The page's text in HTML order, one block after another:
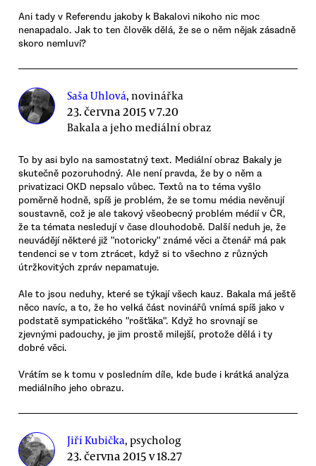
Ani tady v Referendu jakoby k Bakalovi nikoho nic moc
nenapadalo. Jak to ten člověk dělá, že se o něm nějak zásadně
skoro nemluví?
Saša Uhlová, novinářka
23. června 2015 v 7.20
Bakala a jeho mediální obraz
To by asi bylo na samostatný text. Mediální obraz Bakaly je
skutečně pozoruhodný. Ale není pravda, že by o něm a
privatizaci OKD nepsalo vůbec. Textů na to téma vyšlo
poměrně hodně, spíš je problém, že se tomu média nevěnují
soustavně, což je ale takový všeobecný problém médií v ČR,
že ta témata nesledují v čase dlouhodobě. Další neduh je, že
neuvádějí některé již "notoricky" známé věci a čtenář má pak
tendenci se v tom ztrácet, když si to všechno z různých
útržkovitých zpráv nepamatuje.
Ale to jsou neduhy, které se týkají všech kauz. Bakala má ještě
něco navíc, a to, že ho velká část novinářů vnímá spíš jako v
podstatě sympatického "rošťáka". Když ho srovnají se
zjevnými padouchy, je jim prostě milejší, protože dělá i ty
dobré věci.
Vrátím se k tomu v posledním díle, kde bude i krátká analýza
mediálního jeho obrazu.
Jiří Kubička, psycholog
23. června 2015 v 18.27